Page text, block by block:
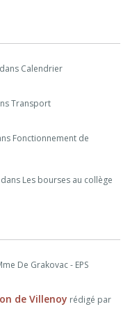
Calendrier
Transport
Fonctionnement de
Les bourses au collège
De Grakovac - EPS
de Villenoy rédigé par